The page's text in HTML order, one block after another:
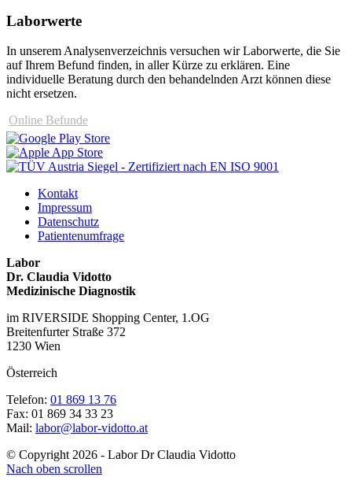
Laborwerte
In unserem Analysen­verzeichnis versuchen wir Laborwerte, die Sie
auf Ihrem Befund finden, in aller Kürze zu erklären. Eine
individuelle Beratung durch den behandelnden Arzt können diese
nicht ersetzen.
Online Befunde
Kontakt
Impressum
Datenschutz
Patientenumfrage
Labor
Dr. Claudia Vidotto
Medizinische Diagnostik
im RIVERSIDE Shopping Center, 1.OG
Breitenfurter Straße 372
1230 Wien
Österreich
Telefon: 01 869 13 76
Fax: 01 869 34 33 23
Mail: labor@labor-vidotto.at
© Copyright 2026 - Labor Dr Claudia Vidotto
Nach oben scrollen